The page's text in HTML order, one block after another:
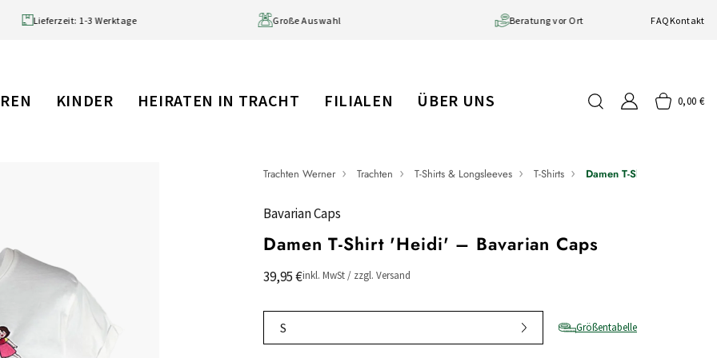
99 € (DE) Beratung vor Ort
FAQ Kontakt
KINDER HEIRATEN IN TRACHT FILIALEN ÜBER UNS 0,00 €
Trachten Werner Trachten T-Shirts & Longsleeves T-Shirts Damen T-Shirt 'Heidi'
Bavarian Caps
Damen T-Shirt 'Heidi' – Bavarian Caps
39,95 €inkl. MwSt / zzgl. Versand
Größentabelle
S